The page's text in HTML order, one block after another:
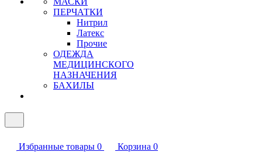
ПЕРЧАТКИ
Нитрил
Латекс
Прочие
ОДЕЖДА
МЕДИЦИНСКОГО
НАЗНАЧЕНИЯ
БАХИЛЫ
Избранные товары 0 Корзина 0